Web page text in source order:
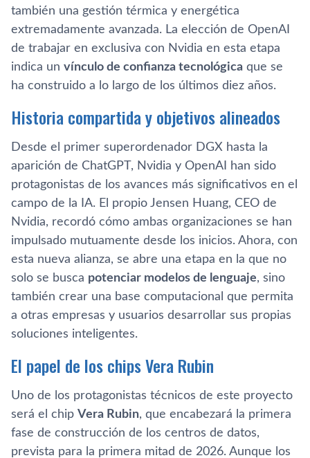
también una gestión térmica y energética
extremadamente avanzada. La elección de OpenAI
de trabajar en exclusiva con Nvidia en esta etapa
indica un vínculo de confianza tecnológica que se
ha construido a lo largo de los últimos diez años.
Historia compartida y objetivos alineados
Desde el primer superordenador DGX hasta la
aparición de ChatGPT, Nvidia y OpenAI han sido
protagonistas de los avances más significativos en el
campo de la IA. El propio Jensen Huang, CEO de
Nvidia, recordó cómo ambas organizaciones se han
impulsado mutuamente desde los inicios. Ahora, con
esta nueva alianza, se abre una etapa en la que no
solo se busca potenciar modelos de lenguaje, sino
también crear una base computacional que permita
a otras empresas y usuarios desarrollar sus propias
soluciones inteligentes.
El papel de los chips Vera Rubin
Uno de los protagonistas técnicos de este proyecto
será el chip Vera Rubin, que encabezará la primera
fase de construcción de los centros de datos,
prevista para la primera mitad de 2026. Aunque los